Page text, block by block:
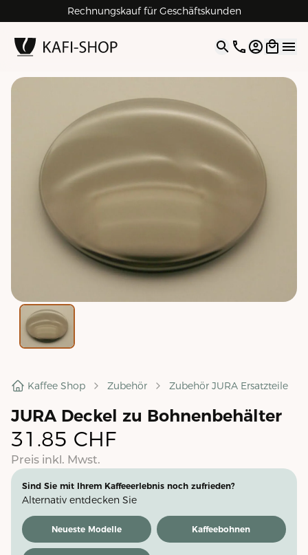
Rechnungskauf für Geschäftskunden
4.9| 5.0 Google
Open
Kaffee Shop Zubehör Zubehör JURA Ersatzteile
JURA Deckel zu Bohnenbehälter
31.85 CHF
Preis inkl. Mwst.
Sind Sie mit Ihrem Kaffeeerlebnis noch zufrieden?
Alternativ entdecken Sie
Neueste Modelle Kaffeebohnen